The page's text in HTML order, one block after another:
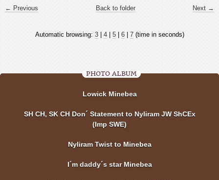
← Previous Next →
Back to folder
Automatic browsing: 3| 4| 5| 6| 7(time in seconds)
PHOTO ALBUM
Lowick Minebea
SH CH, SK CH Don´ Statement to Nyliram JW ShCEx
(Imp SWE)
Nyliram Twist to Minebea
I´m daddy´s star Minebea